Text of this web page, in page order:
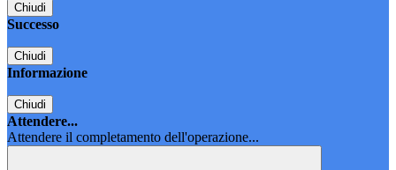
Chiudi
Successo
Chiudi
Informazione
Chiudi
Attendere...
Attendere il completamento dell'operazione...